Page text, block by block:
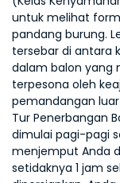
untuk melihat
pandang burung.
tersebar di antara
dalam balon yang
terpesona oleh
pemandangan luar
Tur Penerbangan
dimulai pagi-pagi
menjemput Anda
setidaknya 1 jam